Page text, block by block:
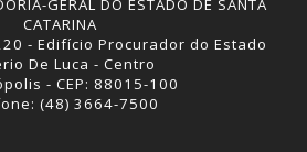
GERAL DO ESTADO DE SANTA
CATARINA
- Edifício Procurador do Estado
De Luca - Centro
- CEP: 88015-100
(48) 3664-7500